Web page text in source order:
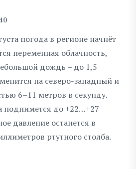
погода в регионе начнёт
переменная облачность,
дождь – до 1,5
на северо-западный и
6–11 метров в секунду.
поднимется до +22…+27
давление останется в
ртутного столба.